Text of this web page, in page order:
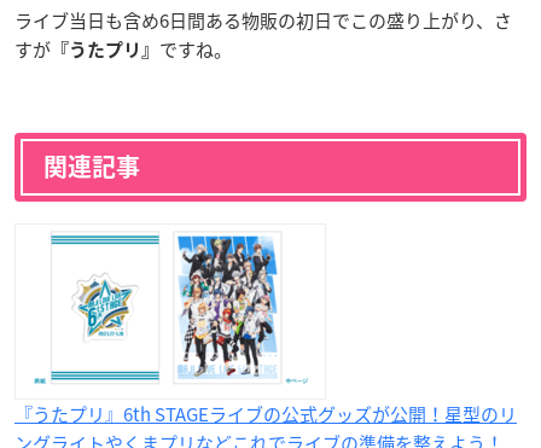
ライブ当日も含め6日間ある物販の初日でこの盛り上がり、さ
すが 『うたプリ』 ですね。
関連記事
『うたプリ』6th STAGEライブの公式グッズが公開！星型のリ
ングライトやくまプリなどこれでライブの準備を整えよう！